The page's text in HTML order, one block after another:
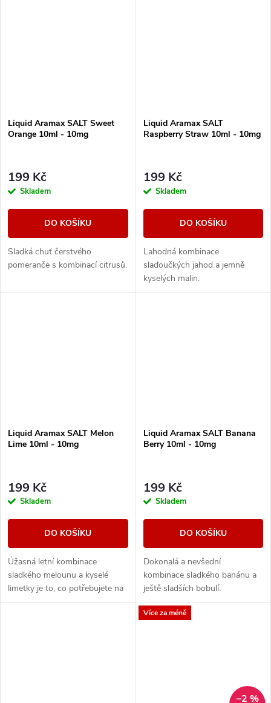
Liquid Aramax SALT Sweet
Orange 10ml - 10mg
199 Kč
Skladem
DO KOŠÍKU
Sladká chuť čerstvého
pomeranče s kombinací citrusů.
Liquid Aramax SALT
Raspberry Straw 10ml - 10mg
199 Kč
Skladem
DO KOŠÍKU
Lahodná kombinace
slaďoučkých jahod a jemně
kyselých malin.
Liquid Aramax SALT Melon
Lime 10ml - 10mg
199 Kč
Skladem
DO KOŠÍKU
Úžasná letní kombinace
sladkého melounu a kyselé
limetky je to, co potřebujete na
parné letní dny.
Liquid Aramax SALT Banana
Berry 10ml - 10mg
199 Kč
Skladem
DO KOŠÍKU
Dokonalá a nevšední
kombinace sladkého banánu a
ještě sladších bobulí.
Více za méně
–2 %